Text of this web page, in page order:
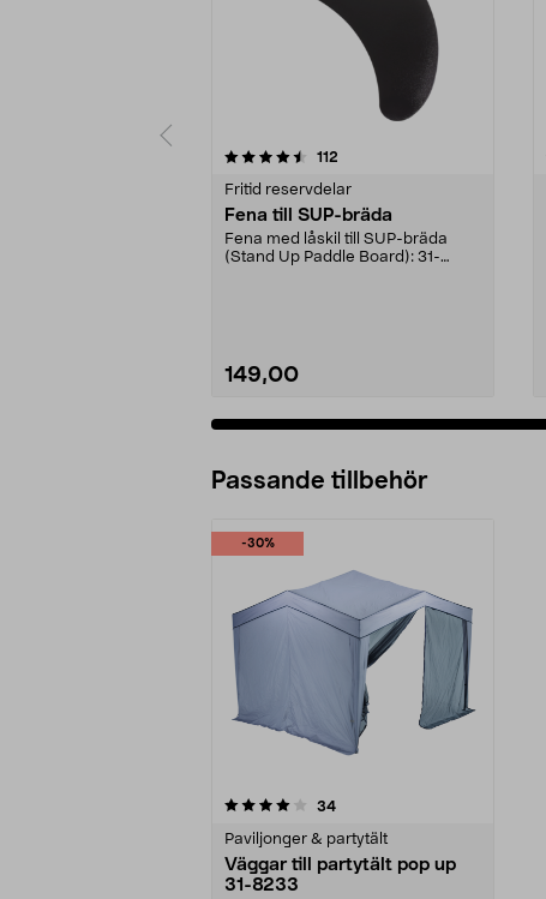
112
Fritid reservdelar
Fena till SUP-bräda
Fena med låskil till SUP-bräda
(Stand Up Paddle Board): 31-
149,00
4.5 av 5 stjärnor
Passande tillbehör
-30%
34recensioner
Paviljonger & partytält
Väggar till partytält pop up
31-8233